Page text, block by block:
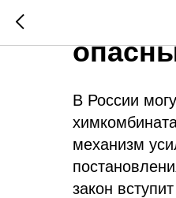
В России
механизм
закон